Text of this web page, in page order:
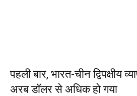
पहली बार, भारत-चीन द्विपक्षीय
अरब डॉलर से अधिक हो गया